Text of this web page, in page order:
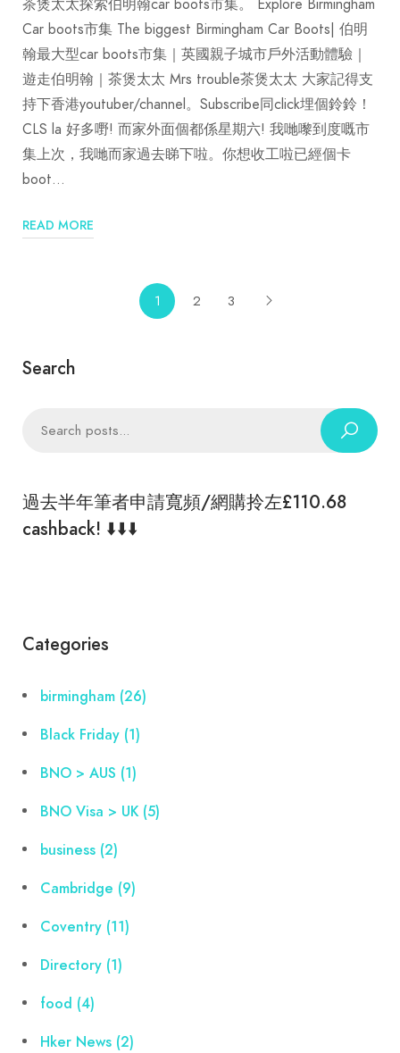
茶煲太太探索伯明翰car boots市集。 Explore Birmingham
Car boots市集 The biggest Birmingham Car Boots| 伯明
翰最大型car boots市集｜英國親子城市戶外活動體驗｜
遊走伯明翰｜茶煲太太 Mrs trouble茶煲太太 大家記得支
持下香港youtuber/channel。Subscribe同click埋個鈴鈴！
CLS la 好多嘢! 而家外面個都係星期六! 我哋嚟到度嘅市
集上次，我哋而家過去睇下啦。你想收工啦已經個卡
boot…
READ MORE
1 2 3
Search
過去半年筆者申請寬頻/網購拎左£110.68
cashback! ⬇️⬇️⬇️
Categories
birmingham (26)
Black Friday (1)
BNO > AUS (1)
BNO Visa > UK(5)
business (2)
Cambridge (9)
Coventry (11)
Directory (1)
food (4)
Hker News (2)